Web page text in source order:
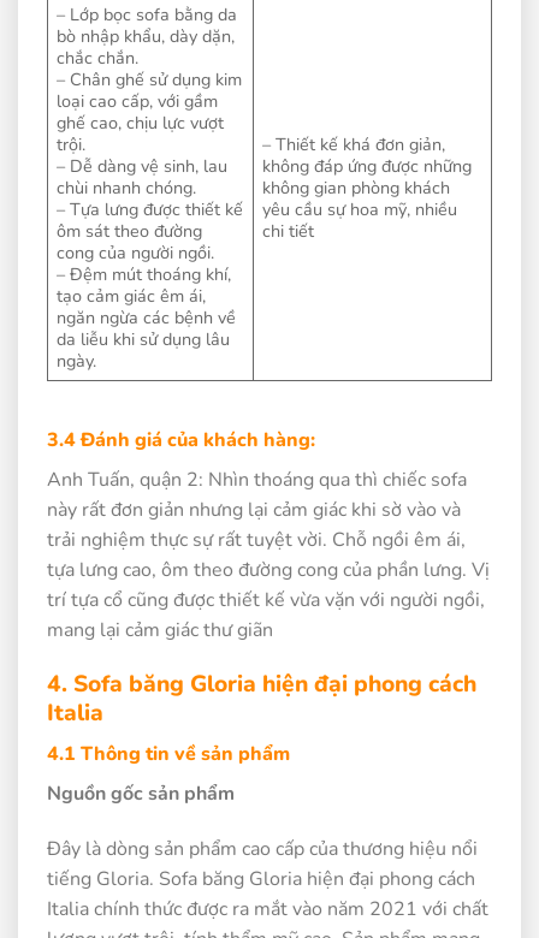
– Lớp bọc sofa bằng da
bò nhập khẩu, dày dặn,
chắc chắn.
– Chân ghế sử dụng kim
loại cao cấp, với gầm
ghế cao, chịu lực vượt
trội.
– Dễ dàng vệ sinh, lau
chùi nhanh chóng.
– Tựa lưng được thiết kế
ôm sát theo đường
cong của người ngồi.
– Đệm mút thoáng khí,
tạo cảm giác êm ái,
ngăn ngừa các bệnh về
da liễu khi sử dụng lâu
ngày.
– Thiết kế khá đơn giản,
không đáp ứng được những
không gian phòng khách
yêu cầu sự hoa mỹ, nhiều
chi tiết
3.4 Đánh giá của khách hàng:
Anh Tuấn, quận 2: Nhìn thoáng qua thì chiếc sofa
này rất đơn giản nhưng lại cảm giác khi sờ vào và
trải nghiệm thực sự rất tuyệt vời. Chỗ ngồi êm ái,
tựa lưng cao, ôm theo đường cong của phần lưng. Vị
trí tựa cổ cũng được thiết kế vừa vặn với người ngồi,
mang lại cảm giác thư giãn
4. Sofa băng Gloria hiện đại phong cách
Italia
4.1 Thông tin về sản phẩm
Nguồn gốc sản phẩm
Đây là dòng sản phẩm cao cấp của thương hiệu nổi
tiếng Gloria. Sofa băng Gloria hiện đại phong cách
Italia chính thức được ra mắt vào năm 2021 với chất